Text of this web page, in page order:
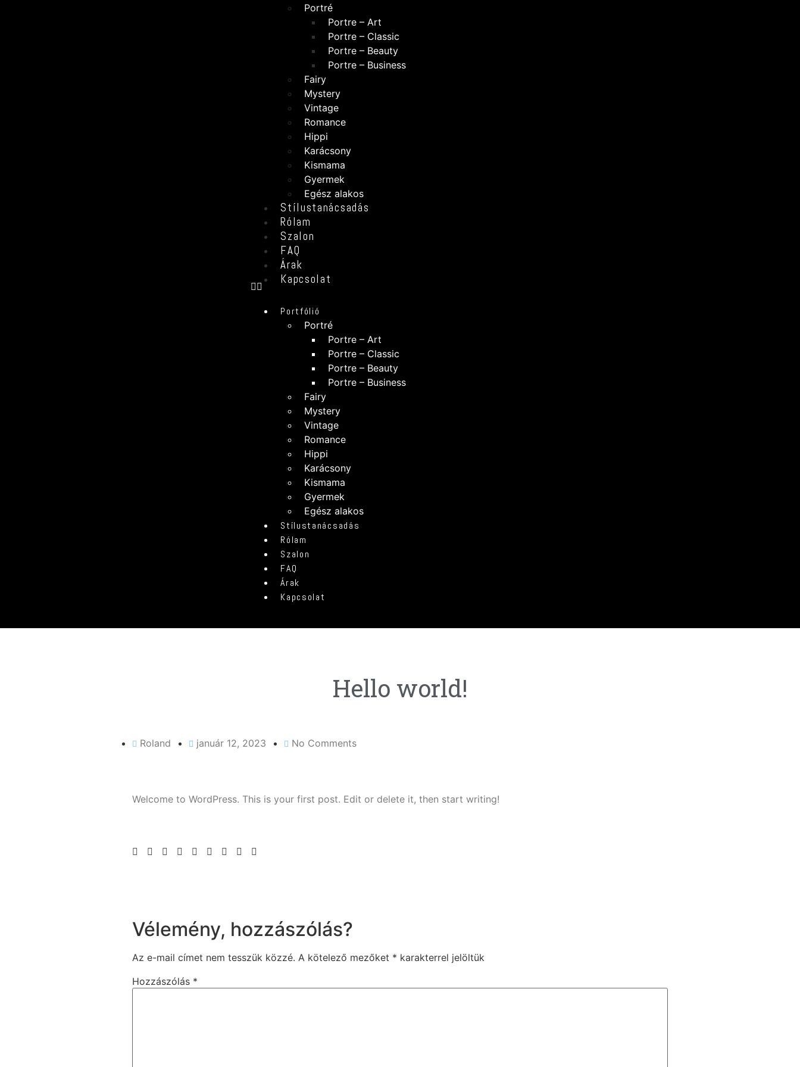
Portré
Portre – Art
Portre – Classic
Portre – Beauty
Portre – Business
Fairy
Mystery
Vintage
Romance
Hippi
Karácsony
Kismama
Gyermek
Egész alakos
Stílustanácsadás
Rólam
Szalon
FAQ
Árak
Kapcsolat
Portfólió
Portré
Portre – Art
Portre – Classic
Portre – Beauty
Portre – Business
Fairy
Mystery
Vintage
Romance
Hippi
Karácsony
Kismama
Gyermek
Egész alakos
Stílustanácsadás
Rólam
Szalon
FAQ
Árak
Kapcsolat
Hello world!
Roland január 12, 2023 No Comments
Welcome to WordPress. This is your first post. Edit or delete it, then start writing!
Vélemény, hozzászólás?
Az e-mail címet nem tesszük közzé. A kötelező mezőket * karakterrel jelöltük
Hozzászólás *